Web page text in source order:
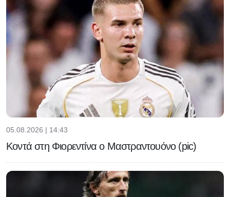
05.08.2026 | 14:43
Κοντά στη Φιορεντίνα ο Μαστραντουόνο (pic)